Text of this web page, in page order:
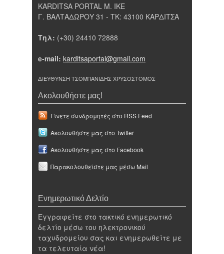
KARDITSA PORTAL Μ. ΙΚΕ
Γ. ΒΑΛΤΑΔΩΡΟΥ 31 - ΤΚ: 43100 ΚΑΡΔΙΤΣΑ
Τηλ: (+30) 24410 72888
e-mail: karditsaportal@gmail.com
ΔΙΕΥΘΥΝΣΗ ΤΣΟΜΠΑΝΙΔΗΣ ΧΡΥΣΟΣΤΟΜΟΣ
Ακολουθήστε μας!
Γίνετε συνδρομητές στο RSS Feed
Ακολουθήστε μας στο Twitter
Ακολουθήστε μας στο Facebook
Παρακολουθείστε μας μέσω Mail
Ενημερωτικό Δελτίο
Εγγραφείτε στο τακτικό ενημερωτικό
δελτίο μέσω του ηλεκτρονικού
ταχυδρομείου σας και ενημερωθείτε με
τα τελευταία νέα!